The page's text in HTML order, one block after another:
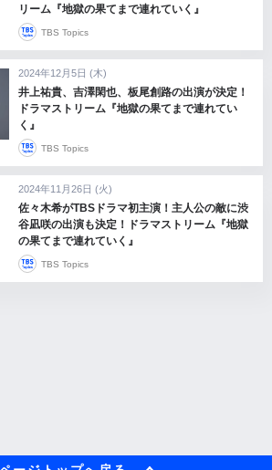
リーム『地獄の果てまで連れていく』
TBS Topics
2024年12月5日 (木)
井上祐貴、吉澤閑也、板尾創路の出演が決定！
ドラマストリーム『地獄の果てまで連れてい
く』
TBS Topics
2024年11月26日 (火)
佐々木希がTBSドラマ初主演！主人公の敵に渋
谷凪咲の出演も決定！ドラマストリーム『地獄
の果てまで連れていく』
TBS Topics